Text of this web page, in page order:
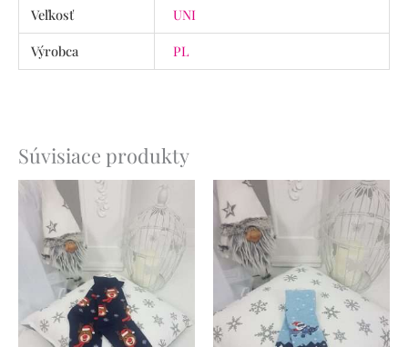
Veľkosť
UNI
Výrobca
PL
Súvisiace produkty